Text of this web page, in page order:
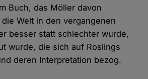
Buch, das Möller davon
Welt in den vergangenen
besser statt schlechter wurde,
wurde, die sich auf Roslings
deren Interpretation bezog.